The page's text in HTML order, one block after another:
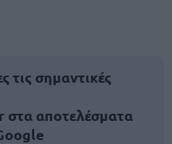
σημαντικές
στα αποτελέσματα